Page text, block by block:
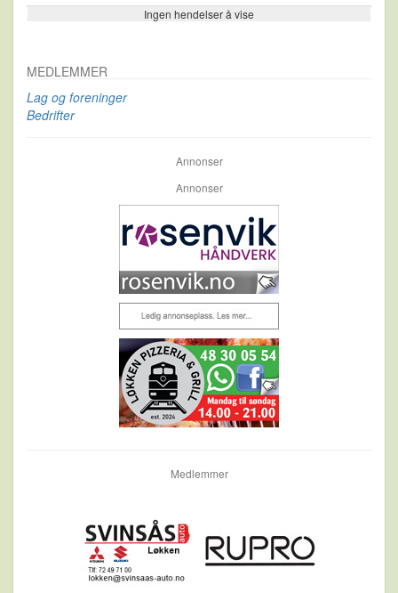
Ingen hendelser å vise
Se flere…
MEDLEMMER
Lag og foreninger
Bedrifter
Annonser
Annonser
Medlemmer